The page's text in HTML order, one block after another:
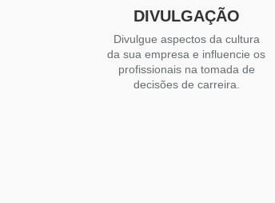
DIVULGAÇÃO
Divulgue aspectos da cultura
da sua empresa e influencie os
profissionais na tomada de
decisões de carreira.